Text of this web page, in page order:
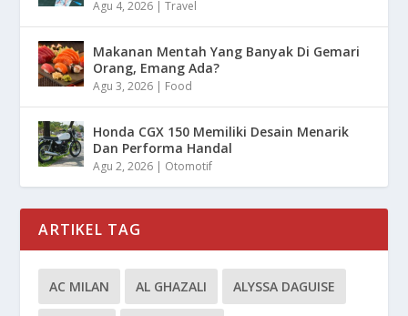
Agu 4, 2026 |Travel
Makanan Mentah Yang Banyak Di Gemari
Orang, Emang Ada?
Agu 3, 2026 | Food
Honda CGX 150 Memiliki Desain Menarik
Dan Performa Handal
Agu 2, 2026 | Otomotif
ARTIKEL TAG
AC MILAN AL GHAZALI ALYSSA DAGUISE